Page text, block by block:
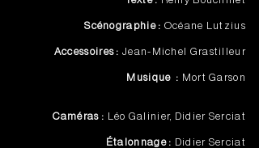
Scénographie : Océane Lutzius
Accessoires :Jean-Michel Grastilleur
Musique : Mort Garson
Caméras : Léo Galinier, Didier Serciat
Étalonnage : Didier Serciat